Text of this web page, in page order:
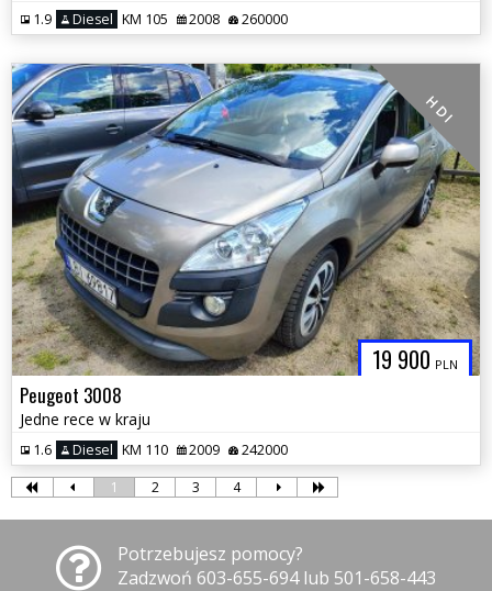
1.9 Diesel KM 105 2008 260000
19 900 PLN
H D I
Peugeot 3008
Jedne rece w kraju
1.6 Diesel KM 110 2009 242000
1 2 3 4
Potrzebujesz pomocy?
Zadzwoń 603-655-694 lub 501-658-443